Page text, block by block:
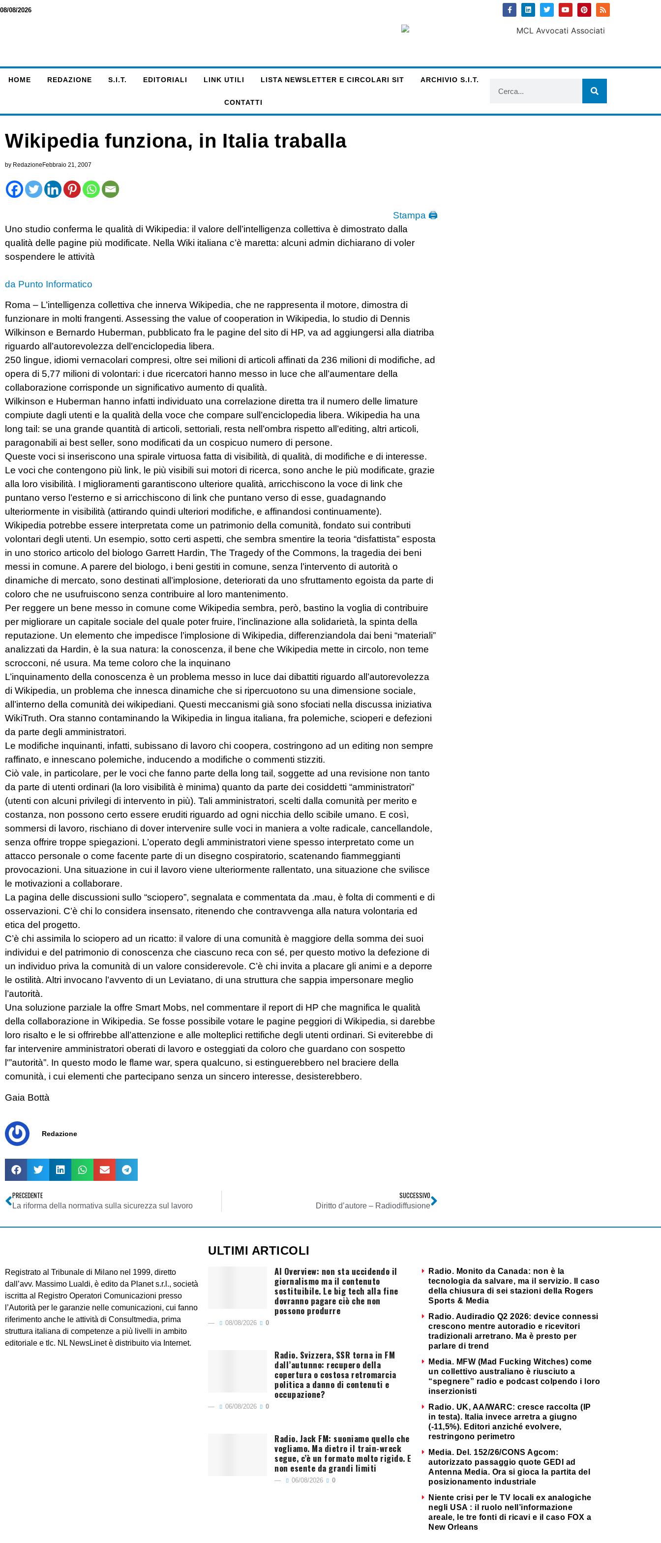
08/08/2026
HOME REDAZIONE S.I.T. EDITORIALI LINK UTILI LISTA NEWSLETTER E CIRCOLARI SIT ARCHIVIO S.I.T.
CONTATTI
Wikipedia funziona, in Italia traballa
by Redazione Febbraio 21, 2007
Stampa 🖨
Uno studio conferma le qualità di Wikipedia: il valore dell’intelligenza collettiva è dimostrato dalla
qualità delle pagine più modificate. Nella Wiki italiana c’è maretta: alcuni admin dichiarano di voler
sospendere le attività
da Punto Informatico
Roma – L’intelligenza collettiva che innerva Wikipedia, che ne rappresenta il motore, dimostra di
funzionare in molti frangenti. Assessing the value of cooperation in Wikipedia, lo studio di Dennis
Wilkinson e Bernardo Huberman, pubblicato fra le pagine del sito di HP, va ad aggiungersi alla diatriba
riguardo all’autorevolezza dell’enciclopedia libera.
250 lingue, idiomi vernacolari compresi, oltre sei milioni di articoli affinati da 236 milioni di modifiche, ad
opera di 5,77 milioni di volontari: i due ricercatori hanno messo in luce che all’aumentare della
collaborazione corrisponde un significativo aumento di qualità.
Wilkinson e Huberman hanno infatti individuato una correlazione diretta tra il numero delle limature
compiute dagli utenti e la qualità della voce che compare sull’enciclopedia libera. Wikipedia ha una
long tail: se una grande quantità di articoli, settoriali, resta nell’ombra rispetto all’editing, altri articoli,
paragonabili ai best seller, sono modificati da un cospicuo numero di persone.
Queste voci si inseriscono una spirale virtuosa fatta di visibilità, di qualità, di modifiche e di interesse.
Le voci che contengono più link, le più visibili sui motori di ricerca, sono anche le più modificate, grazie
alla loro visibilità. I miglioramenti garantiscono ulteriore qualità, arricchiscono la voce di link che
puntano verso l’esterno e si arricchiscono di link che puntano verso di esse, guadagnando
ulteriormente in visibilità (attirando quindi ulteriori modifiche, e affinandosi continuamente).
Wikipedia potrebbe essere interpretata come un patrimonio della comunità, fondato sui contributi
volontari degli utenti. Un esempio, sotto certi aspetti, che sembra smentire la teoria “disfattista” esposta
in uno storico articolo del biologo Garrett Hardin, The Tragedy of the Commons, la tragedia dei beni
messi in comune. A parere del biologo, i beni gestiti in comune, senza l’intervento di autorità o
dinamiche di mercato, sono destinati all’implosione, deteriorati da uno sfruttamento egoista da parte di
coloro che ne usufruiscono senza contribuire al loro mantenimento.
Per reggere un bene messo in comune come Wikipedia sembra, però, bastino la voglia di contribuire
per migliorare un capitale sociale del quale poter fruire, l’inclinazione alla solidarietà, la spinta della
reputazione. Un elemento che impedisce l’implosione di Wikipedia, differenziandola dai beni “materiali”
analizzati da Hardin, è la sua natura: la conoscenza, il bene che Wikipedia mette in circolo, non teme
scrocconi, né usura. Ma teme coloro che la inquinano
L’inquinamento della conoscenza è un problema messo in luce dai dibattiti riguardo all’autorevolezza
di Wikipedia, un problema che innesca dinamiche che si ripercuotono su una dimensione sociale,
all’interno della comunità dei wikipediani. Questi meccanismi già sono sfociati nella discussa iniziativa
WikiTruth. Ora stanno contaminando la Wikipedia in lingua italiana, fra polemiche, scioperi e defezioni
da parte degli amministratori.
Le modifiche inquinanti, infatti, subissano di lavoro chi coopera, costringono ad un editing non sempre
raffinato, e innescano polemiche, inducendo a modifiche o commenti stizziti.
Ciò vale, in particolare, per le voci che fanno parte della long tail, soggette ad una revisione non tanto
da parte di utenti ordinari (la loro visibilità è minima) quanto da parte dei cosiddetti “amministratori”
(utenti con alcuni privilegi di intervento in più). Tali amministratori, scelti dalla comunità per merito e
costanza, non possono certo essere eruditi riguardo ad ogni nicchia dello scibile umano. E così,
sommersi di lavoro, rischiano di dover intervenire sulle voci in maniera a volte radicale, cancellandole,
senza offrire troppe spiegazioni. L’operato degli amministratori viene spesso interpretato come un
attacco personale o come facente parte di un disegno cospiratorio, scatenando fiammeggianti
provocazioni. Una situazione in cui il lavoro viene ulteriormente rallentato, una situazione che svilisce
le motivazioni a collaborare.
La pagina delle discussioni sullo “sciopero”, segnalata e commentata da .mau, è folta di commenti e di
osservazioni. C’è chi lo considera insensato, ritenendo che contravvenga alla natura volontaria ed
etica del progetto.
C’è chi assimila lo sciopero ad un ricatto: il valore di una comunità è maggiore della somma dei suoi
individui e del patrimonio di conoscenza che ciascuno reca con sé, per questo motivo la defezione di
un individuo priva la comunità di un valore considerevole. C’è chi invita a placare gli animi e a deporre
le ostilità. Altri invocano l’avvento di un Leviatano, di una struttura che sappia impersonare meglio
l’autorità.
Una soluzione parziale la offre Smart Mobs, nel commentare il report di HP che magnifica le qualità
della collaborazione in Wikipedia. Se fosse possibile votare le pagine peggiori di Wikipedia, si darebbe
loro risalto e le si offrirebbe all’attenzione e alle molteplici rettifiche degli utenti ordinari. Si eviterebbe di
far intervenire amministratori oberati di lavoro e osteggiati da coloro che guardano con sospetto
l'”autorità”. In questo modo le flame war, spera qualcuno, si estinguerebbero nel braciere della
comunità, i cui elementi che partecipano senza un sincero interesse, desisterebbero.
Gaia Bottà
Redazione
PRECEDENTE
La riforma della normativa sulla sicurezza sul lavoro
SUCCESSIVO
Diritto d’autore – Radiodiffusione
Registrato al Tribunale di Milano nel 1999, diretto
dall’avv. Massimo Lualdi, è edito da Planet s.r.l., società
iscritta al Registro Operatori Comunicazioni presso
l’Autorità per le garanzie nelle comunicazioni, cui fanno
riferimento anche le attività di Consultmedia, prima
struttura italiana di competenze a più livelli in ambito
editoriale e tlc. NL NewsLinet è distribuito via Internet.
ULTIMI ARTICOLI
AI Overview: non sta uccidendo il
giornalismo ma il contenuto
sostituibile. Le big tech alla fine
dovranno pagare ciò che non
possono produrre
08/08/2026 0
Radio. Svizzera, SSR torna in FM
dall’autunno: recupero della
copertura o costosa retromarcia
politica a danno di contenuti e
occupazione?
06/08/2026 0
Radio. Jack FM: suoniamo quello che
vogliamo. Ma dietro il train-wreck
segue, c’è un formato molto rigido. E
non esente da grandi limiti
06/08/2026 0
Radio. Monito da Canada: non è la
tecnologia da salvare, ma il servizio. Il caso
della chiusura di sei stazioni della Rogers
Sports & Media
Radio. Audiradio Q2 2026: device connessi
crescono mentre autoradio e ricevitori
tradizionali arretrano. Ma è presto per
parlare di trend
Media. MFW (Mad Fucking Witches) come
un collettivo australiano è riusciuto a
“spegnere” radio e podcast colpendo i loro
inserzionisti
Radio. UK, AA/WARC: cresce raccolta (IP
in testa). Italia invece arretra a giugno
(-11,5%). Editori anziché evolvere,
restringono perimetro
Media. Del. 152/26/CONS Agcom:
autorizzato passaggio quote GEDI ad
Antenna Media. Ora si gioca la partita del
posizionamento industriale
Niente crisi per le TV locali ex analogiche
negli USA : il ruolo nell’informazione
areale, le tre fonti di ricavi e il caso FOX a
New Orleans